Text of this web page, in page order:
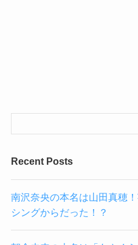
Recent Posts
南沢奈央の本名は山田真穂
シングからだった！？